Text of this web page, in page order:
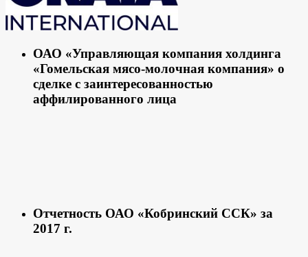
ОАО «Управляющая компания холдинга
«Гомельская мясо-молочная компания» о
сделке с заинтересованностью
аффилированного лица
Отчетность ОАО «Кобринский ССК» за
2017 г.